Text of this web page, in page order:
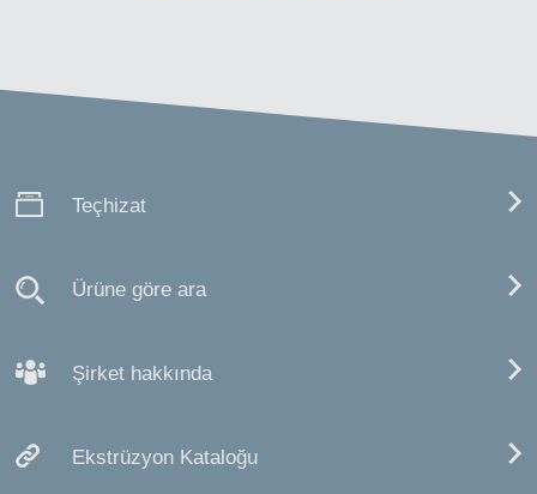
Teçhizat
Ürüne göre ara
Şirket hakkında
Ekstrüzyon Kataloğu